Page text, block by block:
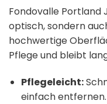
Fondovalle Portland
optisch, sondern
hochwertige
Pflege und bleibt
Pflegeleicht:
einfach entfernen.